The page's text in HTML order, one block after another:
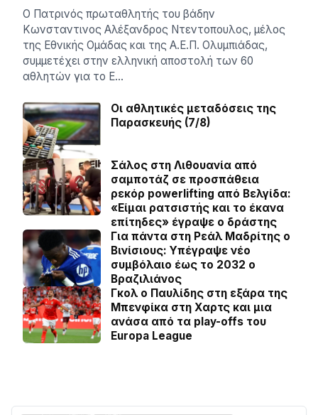
Ο Πατρινός πρωταθλητής του βάδην
Κωνσταντινος Αλέξανδρος Ντεντοπουλος, μέλος
της Εθνικής Ομάδας και της Α.Ε.Π. Ολυμπιάδας,
συμμετέχει στην ελληνική αποστολή των 60
αθλητών για το Ε…
Οι αθλητικές μεταδόσεις της
Παρασκευής (7/8)
Σάλος στη Λιθουανία από
σαμποτάζ σε προσπάθεια
ρεκόρ powerlifting από Βελγίδα:
«Είμαι ρατσιστής και το έκανα
επίτηδες» έγραψε ο δράστης
Για πάντα στη Ρεάλ Μαδρίτης ο
Βινίσιους: Yπέγραψε νέο
συμβόλαιο έως το 2032 ο
Βραζιλιάνος
Γκολ ο Παυλίδης στη εξάρα της
Μπενφίκα στη Χαρτς και μια
ανάσα από τα play-offs του
Europa League